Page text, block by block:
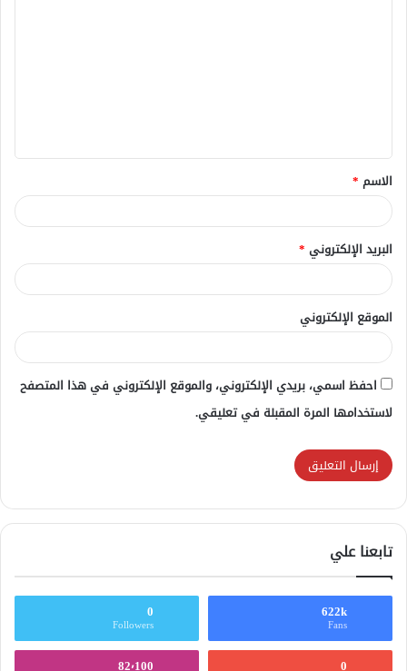
ق
*
الاسم *
البريد الإلكتروني *
الموقع الإلكتروني
احفظ اسمي، بريدي الإلكتروني، والموقع الإلكتروني في هذا المتصفح
لاستخدامها المرة المقبلة في تعليقي.
تابعنا علي
622k
Fans
0
Followers
0 82٬100